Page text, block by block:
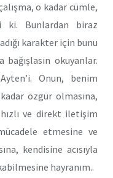
o kadar cümle,
ki. Bunlardan biraz
karakter için bunu
okuyanlar.
Onun, benim
özgür olmasına,
ve direkt iletişim
etmesine ve
kendisine acısıyla
hayranım..